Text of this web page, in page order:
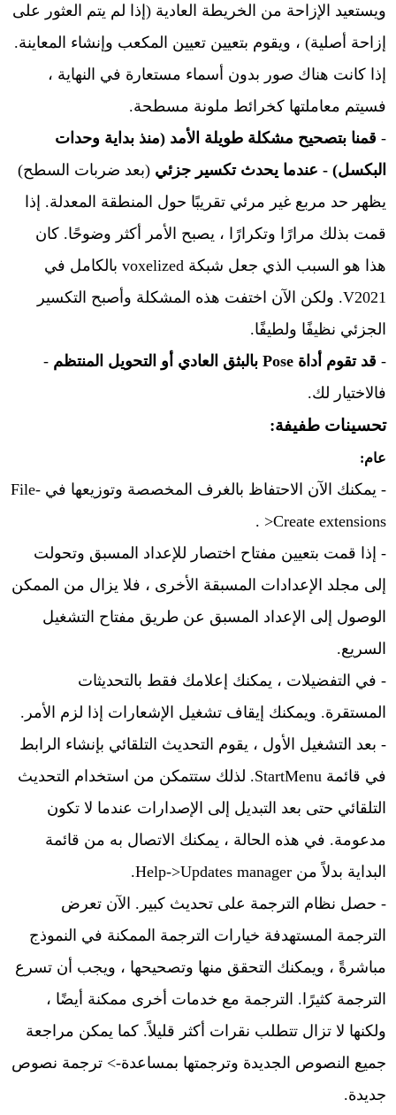
ويستعيد الإزاحة من الخريطة العادية (إذا لم يتم العثور على
إزاحة أصلية) ، ويقوم بتعيين تعيين المكعب وإنشاء المعاينة.
إذا كانت هناك صور بدون أسماء مستعارة في النهاية ،
فسيتم معاملتها كخرائط ملونة مسطحة.
- قمنا بتصحيح مشكلة طويلة الأمد (منذ بداية وحدات
البكسل) - عندما يحدث تكسير جزئي (بعد ضربات السطح)
يظهر حد مربع غير مرئي تقريبًا حول المنطقة المعدلة. إذا
قمت بذلك مرارًا وتكرارًا ، يصبح الأمر أكثر وضوحًا. كان
هذا هو السبب الذي جعل شبكة voxelized بالكامل في
V2021. ولكن الآن اختفت هذه المشكلة وأصبح التكسير
الجزئي نظيفًا ولطيفًا.
- قد تقوم أداة Pose بالبثق العادي أو التحويل المنتظم
-
فالاختيار لك.
تحسينات طفيفة:
عام:
- يمكنك الآن الاحتفاظ بالغرف المخصصة وتوزيعها فيFile-
>Create extensions
.
- إذا قمت بتعيين مفتاح اختصار للإعداد المسبق وتحولت
إلى مجلد الإعدادات المسبقة الأخرى ، فلا يزال من الممكن
الوصول إلى الإعداد المسبق عن طريق مفتاح التشغيل
السريع.
- في التفضيلات ، يمكنك إعلامك فقط بالتحديثات
المستقرة. ويمكنك إيقاف تشغيل الإشعارات إذا لزم الأمر.
- بعد التشغيل الأول ، يقوم التحديث التلقائي بإنشاء الرابط
في قائمة StartMenu. لذلك ستتمكن من استخدام التحديث
التلقائي حتى بعد التبديل إلى الإصدارات عندما لا تكون
مدعومة. في هذه الحالة ، يمكنك الاتصال به من قائمة
البداية بدلاً من
Help->Updatesmanager.
- حصل نظام الترجمة على تحديث كبير. الآن تعرض
الترجمة المستهدفة خيارات الترجمة الممكنة في النموذج
مباشرةً ، ويمكنك التحقق منها وتصحيحها ، ويجب أن تسرع
الترجمة كثيرًا. الترجمة مع خدمات أخرى ممكنة أيضًا ،
ولكنها لا تزال تتطلب نقرات أكثر قليلاً. كما يمكن مراجعة
جميع النصوص الجديدة وترجمتها بمساعدة-> ترجمة نصوص
جديدة.